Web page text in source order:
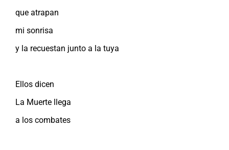
que atrapan
mi sonrisa
y la recuestan junto a la tuya
Ellos dicen
La Muerte llega
a los combates